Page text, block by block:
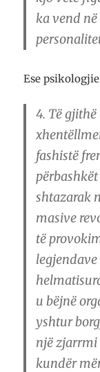
ka vend
Ese
4. Të
fashistë
shtazarak
masive
të
legjendave
u bëjnë
yshtur
një zjarrmi
kundër